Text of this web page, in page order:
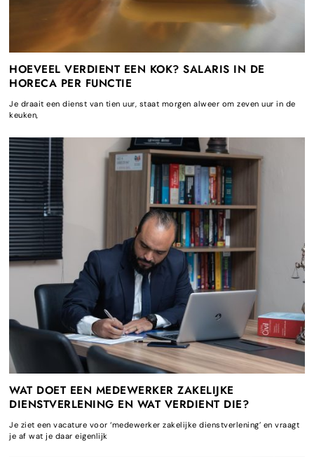
HOEVEEL VERDIENT EEN KOK? SALARIS IN DE
HORECA PER FUNCTIE
Je draait een dienst van tien uur, staat morgen alweer om zeven uur in de
keuken,
WAT DOET EEN MEDEWERKER ZAKELIJKE
DIENSTVERLENING EN WAT VERDIENT DIE?
Je ziet een vacature voor ‘medewerker zakelijke dienstverlening’ en vraagt
je af wat je daar eigenlijk